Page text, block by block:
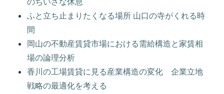
ふと立ち止まりたくなる場所 山口の寺がくれる時
間
岡山の不動産賃貸市場における需給構造と家賃相
場の論理分析
香川の工場賃貸に見る産業構造の変化 企業立地
戦略の最適化を考える